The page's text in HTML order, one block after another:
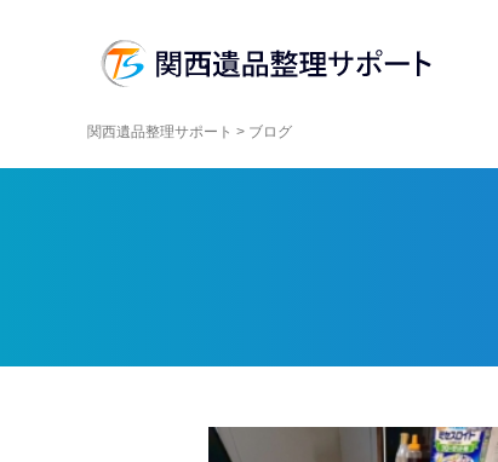
関西遺品整理サポート > ブログ